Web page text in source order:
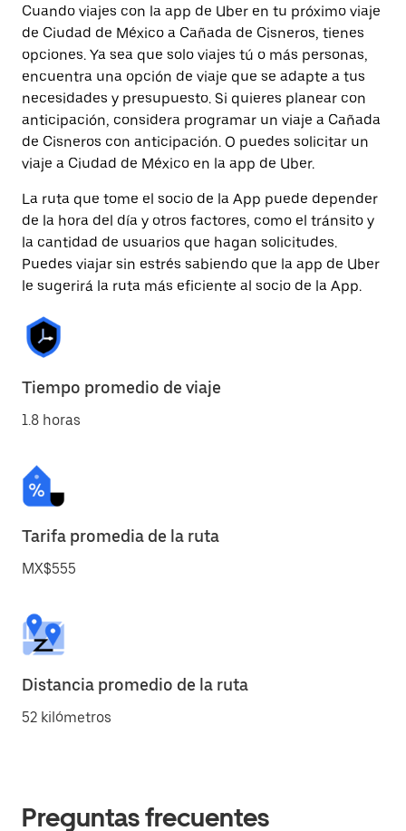
Cuando viajes con la app de Uber en tu próximo viaje
de Ciudad de México a Cañada de Cisneros, tienes
opciones. Ya sea que solo viajes tú o más personas,
encuentra una opción de viaje que se adapte a tus
necesidades y presupuesto. Si quieres planear con
anticipación, considera programar un viaje a Cañada
de Cisneros con anticipación. O puedes solicitar un
viaje a Ciudad de México en la app de Uber.
La ruta que tome el socio de la App puede depender
de la hora del día y otros factores, como el tránsito y
la cantidad de usuarios que hagan solicitudes.
Puedes viajar sin estrés sabiendo que la app de Uber
le sugerirá la ruta más eficiente al socio de la App.
Tiempo promedio de viaje
1.8 horas
Tarifa promedia de la ruta
MX$555
Distancia promedio de la ruta
52 kilómetros
Preguntas frecuentes